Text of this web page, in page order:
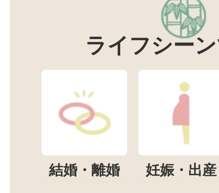
ライフシー
結婚・離婚 妊娠・出産